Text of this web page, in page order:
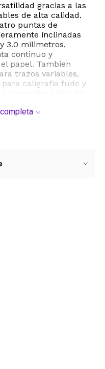
gracias a las
de alta calidad.
puntas de
inclinadas
3.0 milimetros,
continuo y
papel. Tambien
trazos variables,
caligrafia fude y
usuarios
que van desde